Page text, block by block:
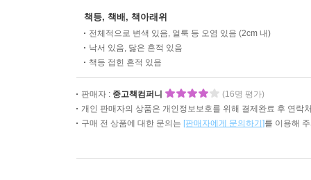
책등, 책배, 책아래위
전체적으로 변색 있음, 얼룩 등 오염 있음 (2cm 내)
낙서 있음, 닳은 흔적 있음
책등 접힌 흔적 있음
판매자 : 중고책컴퍼니
(16명 평가)
개인 판매자의 상품은 개인정보보호를 위해 결제완료 후 연락
구매 전 상품에 대한 문의는 [판매자에게 문의하기]를 이용해